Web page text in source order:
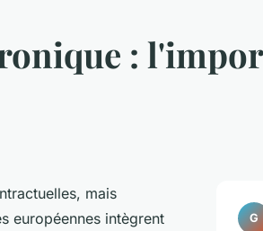
:
mais
européennes intègrent
G